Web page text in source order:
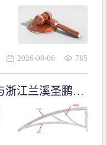
2026-08-06 785
浙江兰溪圣鹏、
权纠纷